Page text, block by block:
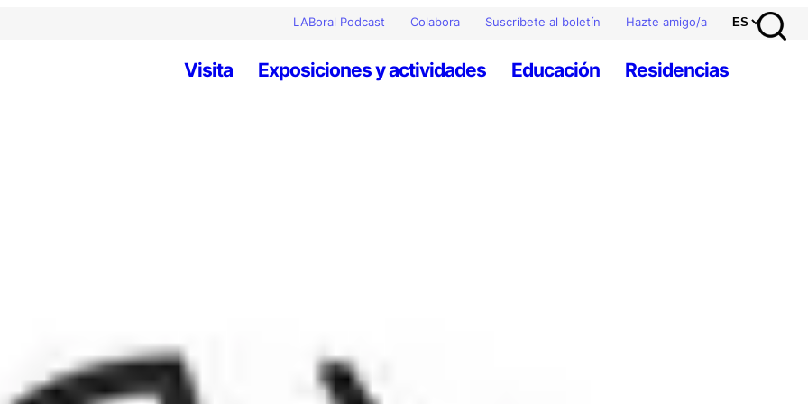
LABoral Podcast Colabora Suscríbete al boletín Hazte amigo/a
Visita Exposiciones y actividades Educación Residencias